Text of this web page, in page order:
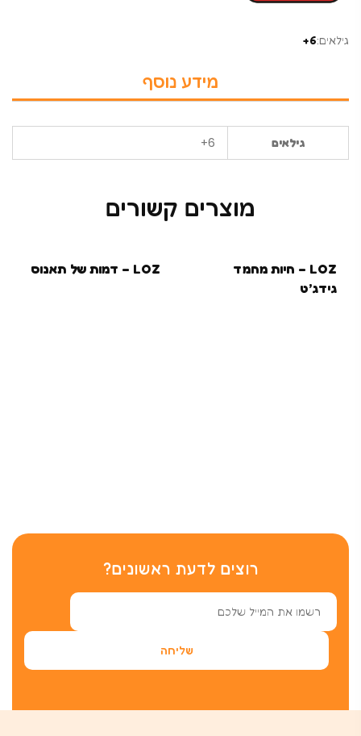
גילאים:6+
מידע נוסף
גילאים 6+
מוצרים קשורים
LOZ – חיות מחמד
גידג’ט
LOZ – דמות של תאנוס
רוצים לדעת ראשונים?